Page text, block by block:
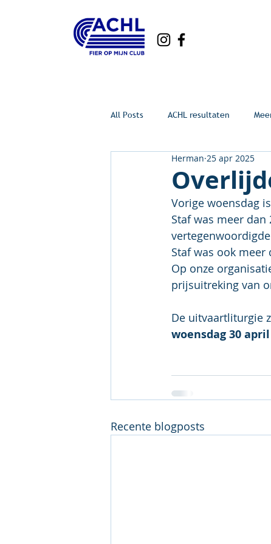
All Posts ACHL resultaten
Herman 25 apr 2025
Vorige woensdag
Staf was meer
Staf was ook
Op onze
prijsuitreking van
De uitvaartliturgie
woensdag 30
Recente blogposts